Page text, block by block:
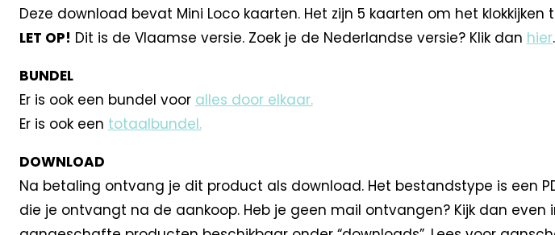
Deze download bevat Mini Loco kaarten. Het zijn 5 kaarten om het
LET OP! Dit is de Vlaamse versie. Zoek je de Nederlandse versie? Klik dan hier.
BUNDEL
Er is ook een bundel voor alles door elkaar.
Er is ook een totaalbundel.
DOWNLOAD
Na betaling ontvang je dit product als download. Het bestandstype is een
die je ontvangt na de aankoop. Heb je geen mail ontvangen? Kijk dan